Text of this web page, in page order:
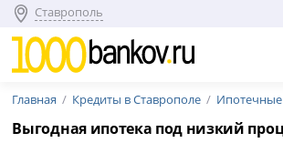
Ставрополь
Главная Кредиты в Ставрополе
Выгодная ипотека под низкий